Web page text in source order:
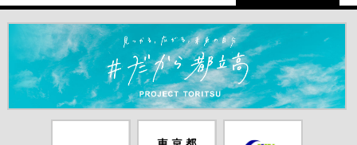
＃だから都立高（別ウインドウが開きます）